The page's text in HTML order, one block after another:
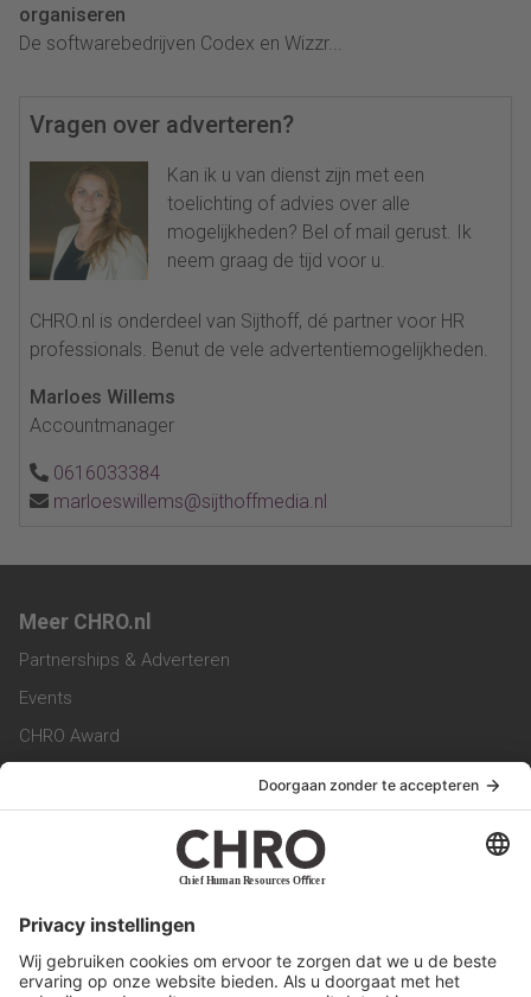
organiseren
De softwarebedrijven Codex en Wizzr...
Vragen over adverteren?
Kan ik u van dienst zijn met een
toelichting of advies over alle
mogelijkheden? Bel of mail gerust. Ik
neem graag de tijd voor u.
CHRO.nl is onderdeel van Sijthoff, dé partner voor HR
professionals. Benut de vele advertentiemogelijkheden.
Marloes Willems
Accountmanager
0616033384
marloeswillems@sijthoffmedia.nl
Meer CHRO.nl
Partnerships & Adverteren
Events
CHRO Award
CHRO Magazine
Service & Contact
Werken bij ons
Privacy Statement